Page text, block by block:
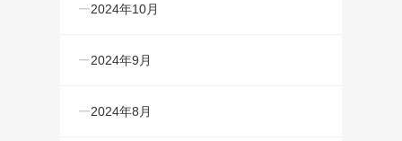
2024年10月
2024年9月
2024年8月